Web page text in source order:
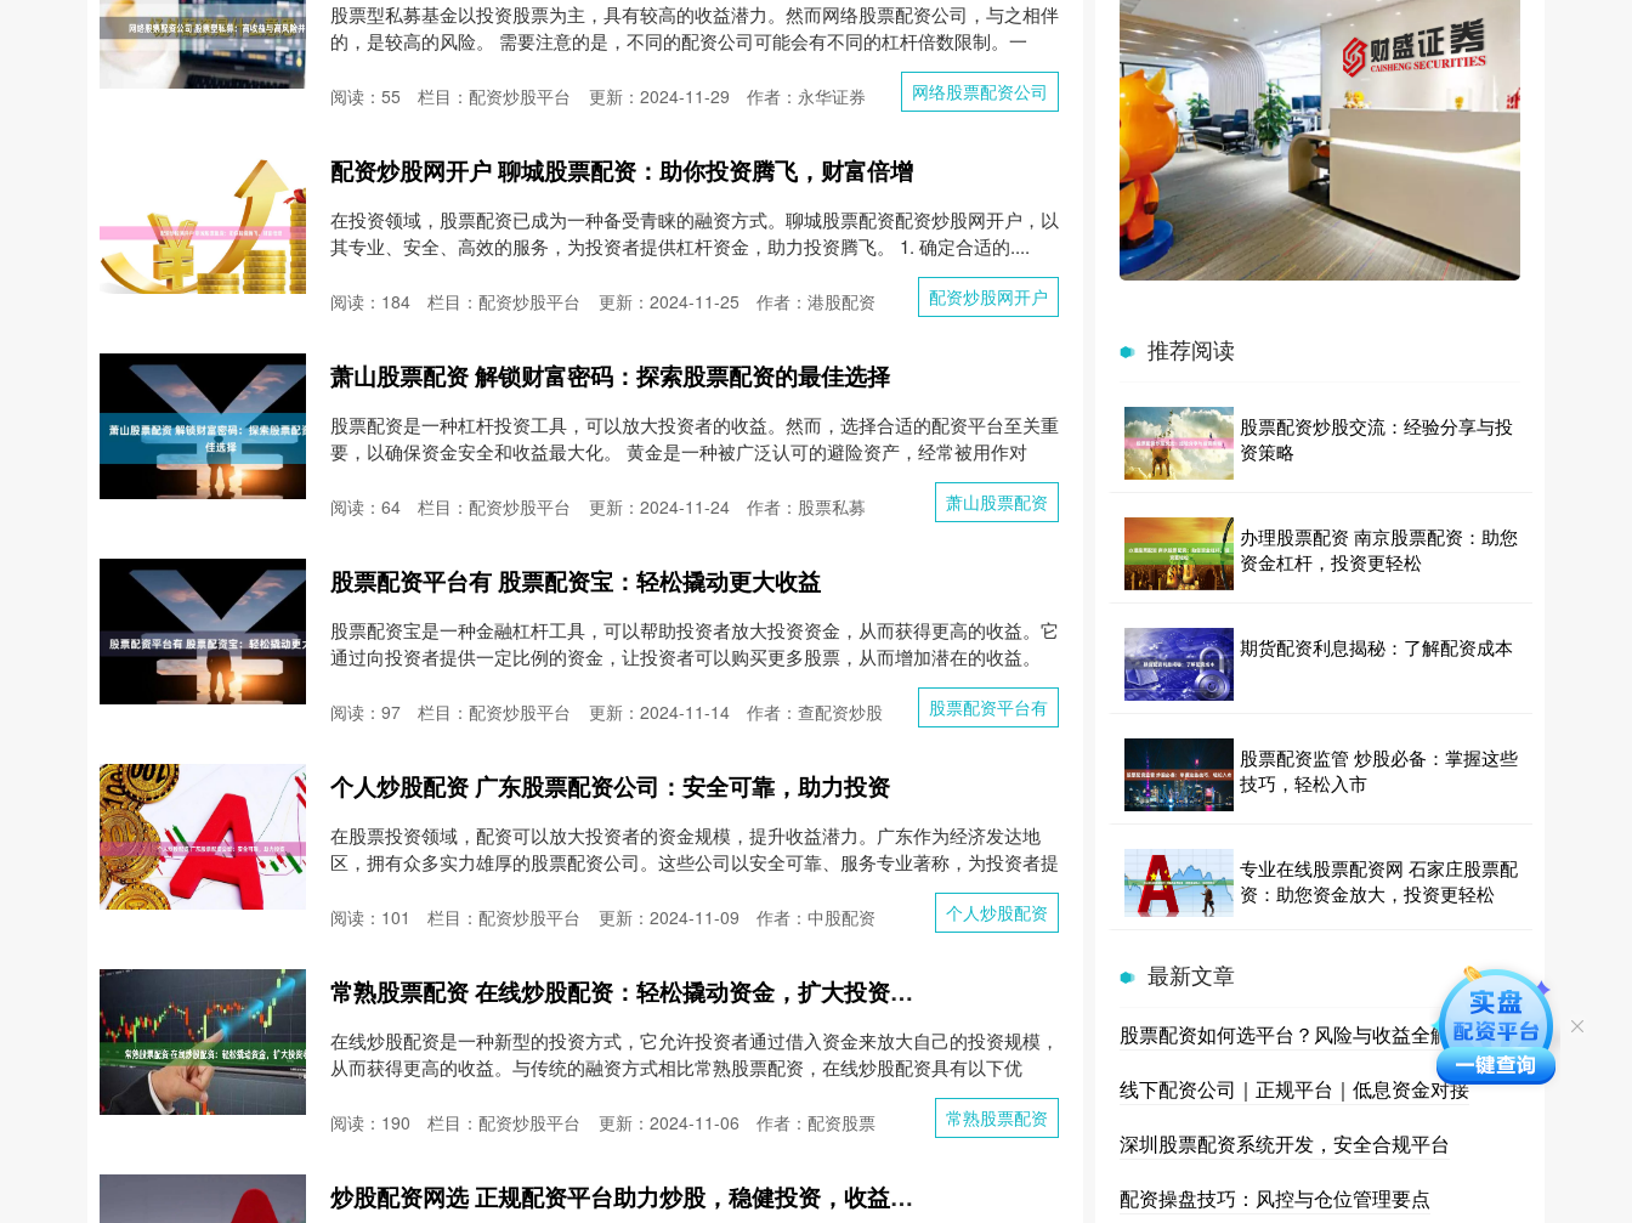
股票型私募基金以投资股票为主，具有较高的收益潜力。然而网络股票配资公司，与之相伴
的，是较高的风险。 需要注意的是，不同的配资公司可能会有不同的杠杆倍数限制。一
网络股票配资公司
更新：2024-11-29 作者：永华证券
阅读： 55 栏目： 配资炒股平台
配资炒股网开户 聊城股票配资：助你投资腾飞，财富倍增
在投资领域，股票配资已成为一种备受青睐的融资方式。聊城股票配资配资炒股网开户，以
其专业、安全、高效的服务，为投资者提供杠杆资金，助力投资腾飞。 1. 确定合适的....
配资炒股网开户
更新：2024-11-25 作者：港股配资
阅读： 184 栏目： 配资炒股平台
萧山股票配资 解锁财富密码：探索股票配资的最佳选择
股票配资是一种杠杆投资工具，可以放大投资者的收益。然而，选择合适的配资平台至关重
要，以确保资金安全和收益最大化。 黄金是一种被广泛认可的避险资产，经常被用作对
萧山股票配资
更新：2024-11-24 作者：股票私募
阅读： 64 栏目： 配资炒股平台
股票配资平台有 股票配资宝：轻松撬动更大收益
股票配资宝是一种金融杠杆工具，可以帮助投资者放大投资资金，从而获得更高的收益。它
通过向投资者提供一定比例的资金，让投资者可以购买更多股票，从而增加潜在的收益。
股票配资平台有
更新：2024-11-14 作者：查配资炒股
阅读： 97 栏目： 配资炒股平台
个人炒股配资 广东股票配资公司：安全可靠，助力投资
在股票投资领域，配资可以放大投资者的资金规模，提升收益潜力。广东作为经济发达地
区，拥有众多实力雄厚的股票配资公司。这些公司以安全可靠、服务专业著称，为投资者提
个人炒股配资
更新：2024-11-09 作者：中股配资
阅读： 101 栏目： 配资炒股平台
常熟股票配资 在线炒股配资：轻松撬动资金，扩大投资收益
在线炒股配资是一种新型的投资方式，它允许投资者通过借入资金来放大自己的投资规模，
从而获得更高的收益。与传统的融资方式相比常熟股票配资，在线炒股配资具有以下优
常熟股票配资
更新：2024-11-06 作者：配资股票
阅读： 190 栏目： 配资炒股平台
炒股配资网选 正规配资平台助力炒股，稳健投资，收益无忧
推荐阅读
股票配资炒股交流：经验分享与投
资策略
办理股票配资 南京股票配资：助您
资金杠杆，投资更轻松
期货配资利息揭秘：了解配资成本
股票配资监管 炒股必备：掌握这些
技巧，轻松入市
专业在线股票配资网 石家庄股票配
资：助您资金放大，投资更轻松
最新文章
股票配资如何选平台？风险与收益全解析
线下配资公司｜正规平台｜低息资金对接
深圳股票配资系统开发，安全合规平台
配资操盘技巧：风控与仓位管理要点